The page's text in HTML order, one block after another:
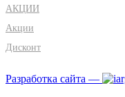
АКЦИИ
Акции
Дисконт
Разработка сайта —